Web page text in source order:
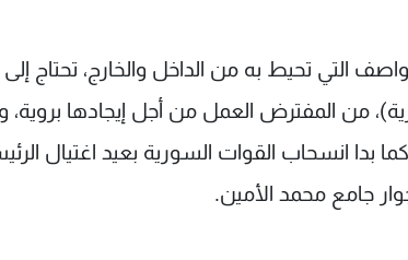
التي تحيط به من الداخل والخارج، تحتاج
من المفترض العمل من أجل إيجادها بروية،
انسحاب القوات السورية بعيد اغتيال
جامع محمد الأمين.